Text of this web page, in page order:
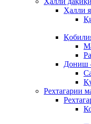
Ҳалли
Дониш
Рехтагарии